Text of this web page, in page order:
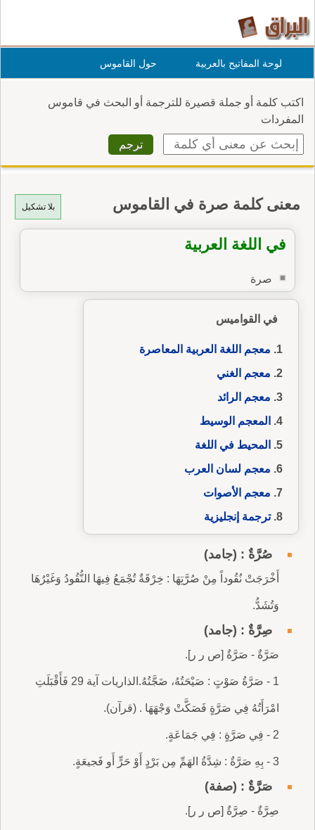
لوحة المفاتيح بالعربية حول القاموس
اكتب كلمة أو جملة قصيرة للترجمة أو البحث في قاموس
المفردات
بلا تشكيل معنى كلمة صرة في القاموس
في اللغة العربية
صرة
في القواميس
معجم اللغة العربية المعاصرة
معجم الغني
معجم الرائد
المعجم الوسيط
المحيط في اللغة
معجم لسان العرب
معجم الأصوات
ترجمة إنجليزية
صُرَّةٌ : (جامد)
أَخْرَجَتْ نُقُوداً مِنْ صُرَّتِهَا : خِرْقَةٌ تُجْمَعُ فِيهَا النُّقُودُ وَغَيْرُهَا
وَتُشَدُّ.
صِرَّةٌ : (جامد)
صَرَّةٌ - صَرَّةٌ [ص ر ر].
1 - صَرَّةُ صَوْتٍ : صَيْحَتُهُ، ضَجَّتُهُ.الذاريات آية 29 فَأَقْبَلَتِ
امْرَأَتُهُ فِي صَرَّةٍ فَصَكَّتْ وَجْهَهَا . (قرآن).
2 - فِي صَرَّةٍ : فِي جَمَاعَةٍ.
3 - بِهِ صَرَّةٌ : شِدَّةُ الهَمِّ مِن بَرْدٍ أَوْ حَرٍّ أَو فَجيعَةٍ.
صَرَّةٌ : (صفة)
صِرَّةٌ - صِرَّةٌ [ص ر ر].